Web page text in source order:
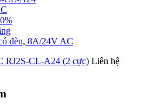
đèn, 8A/24V AC
RJ2S-CL-A24 (2 cực) Liên hệ